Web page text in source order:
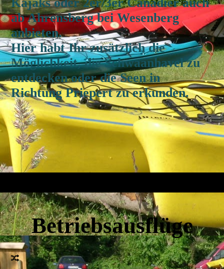
ab Ahrensberg bei Wesenberg
anbieten.
Hier habt Ihr zusätzlich die
Möglichkeit, die Schwaanhavel zu
entdecken oder die Seen in
Richtung Priepert zu erkunden.
Betriebsausflüge